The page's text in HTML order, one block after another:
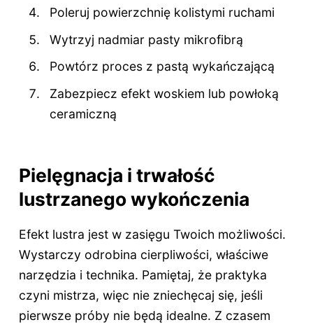
Poleruj powierzchnię kolistymi ruchami
Wytrzyj nadmiar pasty mikrofibrą
Powtórz proces z pastą wykańczającą
Zabezpiecz efekt woskiem lub powłoką
ceramiczną
Pielęgnacja i trwałość
lustrzanego wykończenia
Efekt lustra jest w zasięgu Twoich możliwości.
Wystarczy odrobina cierpliwości, właściwe
narzędzia i technika. Pamiętaj, że praktyka
czyni mistrza, więc nie zniechęcaj się, jeśli
pierwsze próby nie będą idealne. Z czasem